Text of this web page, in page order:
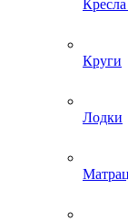
Круги
Лодки